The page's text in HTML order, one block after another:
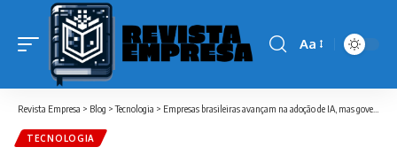
Font
Aa
Revista Empresa > Blog >Tecnologia > Empresas brasileiras avançam na adoção de IA, mas governança ainda não acompanha o ritmo, aponta Deloitte
TECNOLOGIA